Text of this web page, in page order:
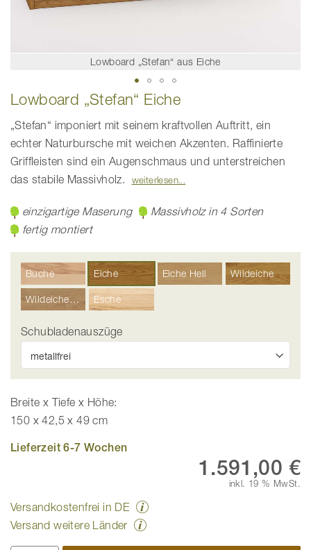
Lowboard „Stefan“ aus Eiche
Zum
Anfang
Bildgalerie
springen
Lowboard „Stefan“ Eiche
„Stefan“ imponiert mit seinem kraftvollen Auftritt, ein
echter Naturbursche mit weichen Akzenten. Raffinierte
Griffleisten sind ein Augenschmaus und unterstreichen
das stabile Massivholz.
weiterlesen
einzigartige Maserung
Massivholz in 4 Sorten
fertig montiert
Buche Eiche Eiche Hell Wildeiche
Wildeiche Hell Esche
Schubladenauszüge
Breite x Tiefe x Höhe:
150 x 42,5 x 49 cm
Lieferzeit 6-7 Wochen
1.591,00 €
inkl. 19 % MwSt.
Versandkostenfrei in DE
Versand weitere Länder